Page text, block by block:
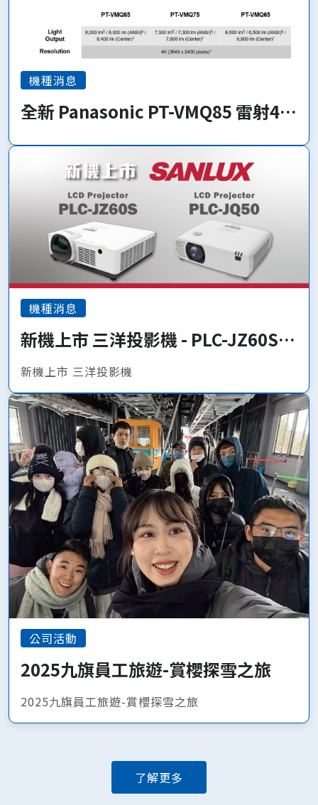
機種消息
全新 Panasonic PT-VMQ85 雷射4K
機種消息
新機上市 三洋投影機 - PLC-JZ60S、
PLC-JQ50
新機上市 三洋投影機
公司活動
2025九旗員工旅遊-賞櫻探雪之旅
2025九旗員工旅遊-賞櫻探雪之旅
了解更多